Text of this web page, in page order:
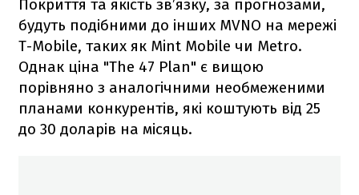
Покриття та якість зв’язку, за прогнозами,
будуть подібними до інших MVNO на мережі
T-Mobile, таких як Mint Mobile чи Metro.
Однак ціна "The 47 Plan" є вищою
порівняно з аналогічними необмеженими
планами конкурентів, які коштують від 25
до 30 доларів на місяць.